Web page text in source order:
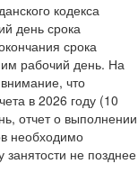
кодекса
день срока
срока
рабочий день. На
что
в 2026 году (10
отчет о выполнении
необходимо
занятости не позднее